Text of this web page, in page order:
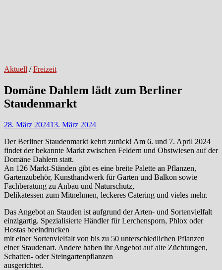
Aktuell /Freizeit
Domäne Dahlem lädt zum Berliner
Staudenmarkt
28. März 202413. März 2024
Der Berliner Staudenmarkt kehrt zurück! Am 6. und 7. April 2024
findet der bekannte Markt zwischen Feldern und Obstwiesen auf der
Domäne Dahlem statt.
An 126 Markt-Ständen gibt es eine breite Palette an Pflanzen,
Gartenzubehör, Kunsthandwerk für Garten und Balkon sowie
Fachberatung zu Anbau und Naturschutz,
Delikatessen zum Mitnehmen, leckeres Catering und vieles mehr.
Das Angebot an Stauden ist aufgrund der Arten- und Sortenvielfalt
einzigartig. Spezialisierte Händler für Lerchensporn, Phlox oder
Hostas beeindrucken
mit einer Sortenvielfalt von bis zu 50 unterschiedlichen Pflanzen
einer Staudenart. Andere haben ihr Angebot auf alte Züchtungen,
Schatten- oder Steingartenpflanzen
ausgerichtet.